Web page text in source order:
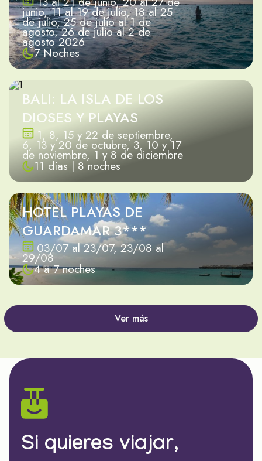
junio, 11 al 19 de julio, 18 al 25
de julio, 25 de julio al 1 de
agosto, 26 de julio al 2 de
agosto 2026
7 Noches
BALI: LA ISLA DE LOS
DIOSES Y PLAYAS
1, 8, 15 y 22 de septiembre,
6, 13 y 20 de octubre, 3, 10 y 17
de noviembre, 1 y 8 de diciembre
11 días | 8 noches
HOTEL PLAYAS DE
GUARDAMAR 3***
03/07 al 23/07, 23/08 al
29/08
4 a 7 noches
Ver más
Si quieres viajar,